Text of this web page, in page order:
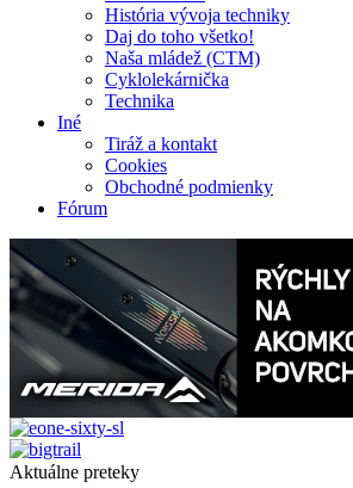
História vývoja techniky
Daj do toho všetko!
Naša mládež (CTM)
Cyklolekárnička
Technika
Iné
Tiráž a kontakt
Cookies
Obchodné podmienky
Fórum
Aktuálne preteky